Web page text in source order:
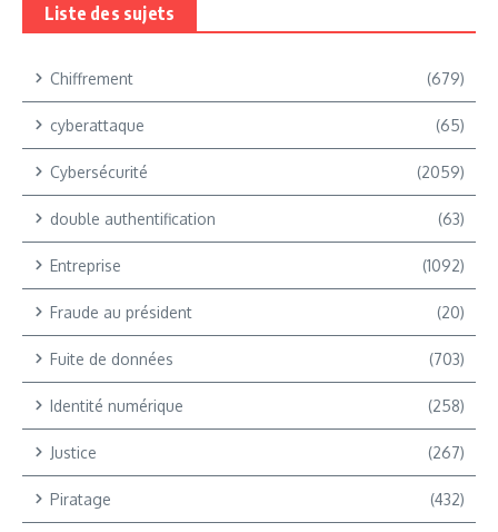
Liste des sujets
Chiffrement (679)
cyberattaque (65)
Cybersécurité (2059)
double authentification (63)
Entreprise (1092)
Fraude au président (20)
Fuite de données (703)
Identité numérique (258)
Justice (267)
Piratage (432)